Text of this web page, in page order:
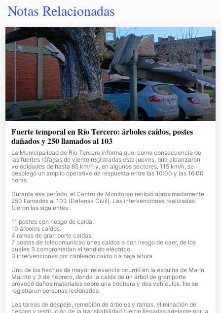
Notas Relacionadas
Fuerte temporal en Río Tercero: árboles caídos, postes
dañados y 250 llamados al 103
La Municipalidad de Río Tercero informa que, como consecuencia de
las fuertes ráfagas de viento registradas este jueves, que alcanzaron
velocidades de hasta 85 km/h y, en algunos sectores, 115 km/h, se
desplegó un amplio operativo de respuesta entre las 10:00 y las 16:00
horas.
Durante ese período, el Centro de Monitoreo recibió aproximadamente
250 llamados al 103 (Defensa Civil). Las intervenciones realizadas
fueron las siguientes:
11 postes con riesgo de caída.
10 árboles caídos.
4 ramas de gran porte caídas.
7 postes de telecomunicaciones caídos o con riesgo de caer, de los
cuales 3 comprometían el tendido eléctrico.
3 intervenciones por cableado caído o a baja altura.
Uno de los hechos de mayor relevancia ocurrió en la esquina de Marín
Maroto y 3 de Febrero, donde la caída de un árbol de gran porte
provocó daños materiales sobre una cochera y dos vehículos. No se
registraron personas lesionadas.
Las tareas de despeje, remoción de árboles y ramas, eliminación de
riesgos y restitución de la transitabilidad fueron llevadas adelante por la